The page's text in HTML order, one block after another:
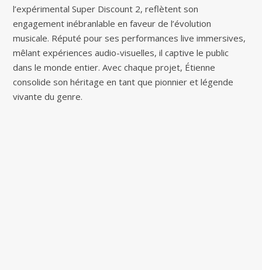
l’expérimental Super Discount 2, reflètent son
engagement inébranlable en faveur de l’évolution
musicale. Réputé pour ses performances live immersives,
mêlant expériences audio-visuelles, il captive le public
dans le monde entier. Avec chaque projet, Étienne
consolide son héritage en tant que pionnier et légende
vivante du genre.